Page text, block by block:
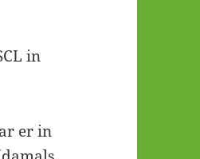
in
er in